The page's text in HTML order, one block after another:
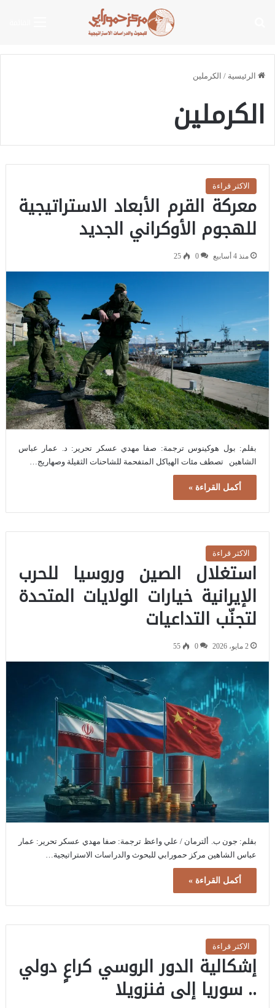
الرئيسية / الكرملين
الكرملين
الاكثر قراءة
معركة القرم الأبعاد الاستراتيجية
للهجوم الأوكراني الجديد
منذ 4 أسابيع 0
25
بقلم: بول هوكينوس ترجمة: صفا مهدي عسكر تحرير: د. عمار عباس
الشاهين تصطف مئات الهياكل المتفحمة للشاحنات الثقيلة وصهاريج…
أكمل القراءة »
الاكثر قراءة
استغلال الصين وروسيا للحرب
الإيرانية خيارات الولايات المتحدة
لتجنّب التداعيات
2 مايو، 2026 0
55
بقلم: جون ب. ألترمان / علي واعظ ترجمة: صفا مهدي عسكر تحرير: عمار
عباس الشاهين مركز حمورابي للبحوث والدراسات الاستراتيجية…
أكمل القراءة »
الاكثر قراءة
إشكالية الدور الروسي كراعٍ دولي
.. سوريا إلى فنزويلا